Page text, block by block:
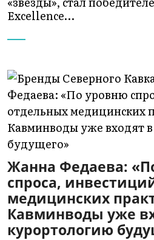
Excellence…
Жанна Федаева:
спроса,
медицинских
Кавминводы уже
курортологию